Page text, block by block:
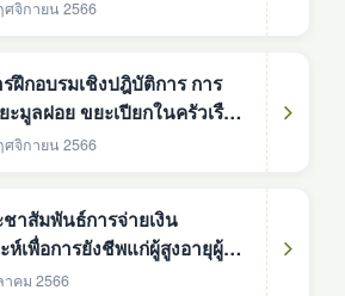
ศจิกายน 2566
ฝึกอบรมเชิงปฎิบัติการ การ
มูลฝอย ขยะเปียกในครัวเรือน
มาณ 2566
ศจิกายน 2566
ชาสัมพันธ์การจ่ายเงิน
ห์เพื่อการยังชีพแก่ผู้สูงอายุผู้ที่มี
ย ที่ได้รับสิทธิ์ ในโครงการลง
าคม 2566